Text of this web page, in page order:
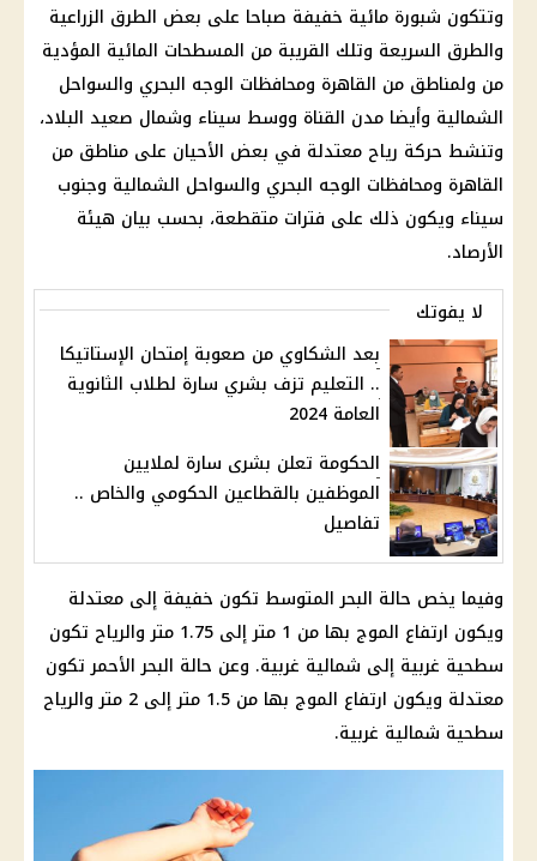
وتتكون شبورة مائية خفيفة صباحا على بعض الطرق الزراعية
والطرق السريعة وتلك القريبة من المسطحات المائية المؤدية
من ولمناطق من القاهرة ومحافظات الوجه البحري والسواحل
الشمالية وأيضا مدن القناة ووسط سيناء وشمال صعيد البلاد،
وتنشط حركة رياح معتدلة في بعض الأحيان على مناطق من
القاهرة ومحافظات الوجه البحري والسواحل الشمالية وجنوب
سيناء ويكون ذلك على فترات متقطعة، بحسب بيان هيئة
الأرصاد.
لا يفوتك
بعد الشكاوي من صعوبة إمتحان الإستاتيكا
.. التعليم تزف بشري سارة لطلاب الثانوية
العامة 2024
الحكومة تعلن بشرى سارة لملايين
الموظفين بالقطاعين الحكومي والخاص ..
تفاصيل
وفيما يخص حالة البحر المتوسط تكون خفيفة إلى معتدلة
ويكون ارتفاع الموج بها من 1 متر إلى 1.75 متر والرياح تكون
سطحية غربية إلى شمالية غربية. وعن حالة البحر الأحمر تكون
معتدلة ويكون ارتفاع الموج بها من 1.5 متر إلى 2 متر والرياح
سطحية شمالية غربية.